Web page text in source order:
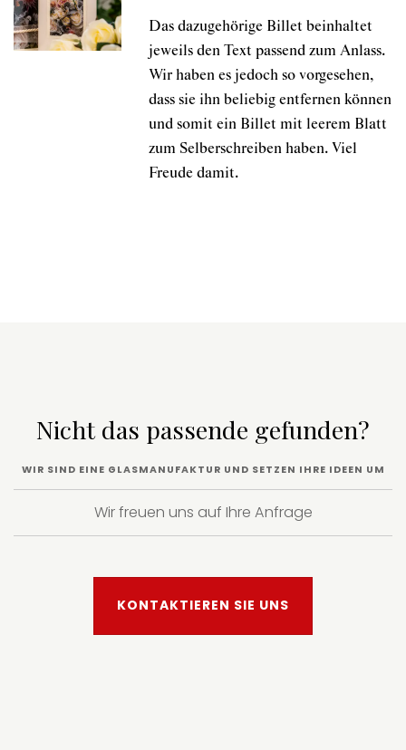
Das dazugehörige Billet beinhaltet
jeweils den Text passend zum Anlass.
Wir haben es jedoch so vorgesehen,
dass sie ihn beliebig entfernen können
und somit ein Billet mit leerem Blatt
zum Selberschreiben haben. Viel
Freude damit.
Nicht das passende gefunden?
WIR SIND EINE GLASMANUFAKTUR UND SETZEN IHRE IDEEN UM
Wir freuen uns auf Ihre Anfrage
KONTAKTIEREN SIE UNS